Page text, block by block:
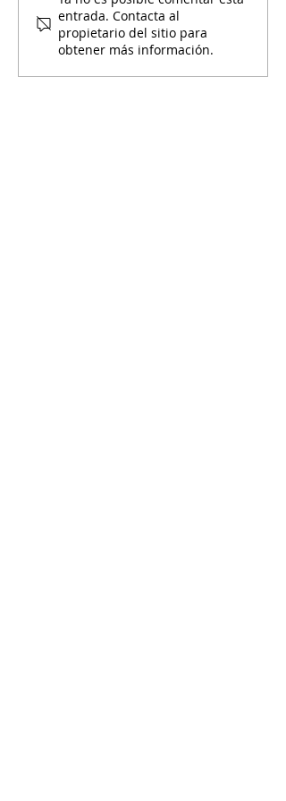
Día de las Madres!
entrada. Contacta al
propietario del sitio para
obtener más información.